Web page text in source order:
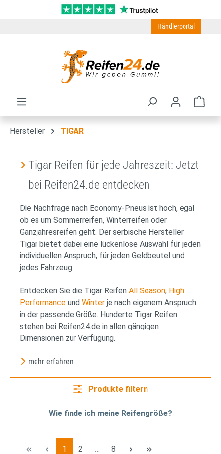
Zum Hauptinhalt springen
Händlerportal
Hersteller TIGAR
Tigar Reifen für jede Jahreszeit: Jetzt
bei Reifen24.de entdecken
Die Nachfrage nach Economy-Pneus ist hoch, egal
ob es um Sommerreifen, Winterreifen oder
Ganzjahresreifen geht. Der serbische Hersteller
Tigar bietet dabei eine lückenlose Auswahl für jeden
individuellen Anspruch, für jeden Geldbeutel und
jedes Fahrzeug.
Entdecken Sie die Tigar Reifen All Season, High
Performance und Winter je nach eigenem Anspruch
in der passende Größe. Hunderte Tigar Reifen
stehen bei Reifen24.de in allen gängigen
Dimensionen zur Verfügung.
mehr erfahren
Produkte filtern
Wie finde ich meine Reifengröße?
Seite
1 Seite
2 Seite
8